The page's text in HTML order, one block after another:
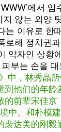
에서
않는 외양
는 이유로 한
로해 정치권
약자인 상황
부는 손을
中，林秀晶
到他们的年
的前辈宋佳
中。和朴模
达美的刚